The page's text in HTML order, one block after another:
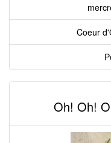
Coeur
Oh! Oh!